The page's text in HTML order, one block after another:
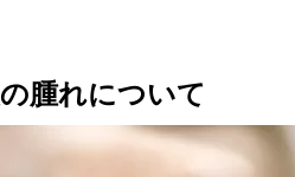
腫れについて